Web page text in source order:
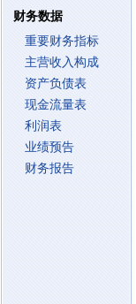
财务数据
重要财务指标
主营收入构成
资产负债表
现金流量表
利润表
业绩预告
财务报告